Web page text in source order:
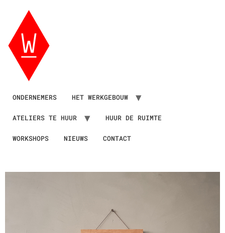
ONDERNEMERS HET WERKGEBOUW
ATELIERS TE HUUR HUUR DE RUIMTE
WORKSHOPS NIEUWS CONTACT